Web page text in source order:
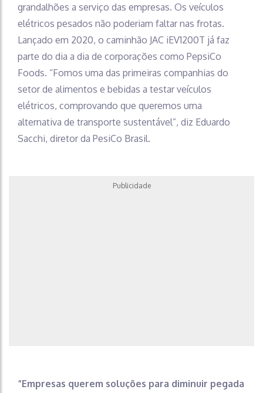
grandalhões a serviço das empresas. Os veículos
elétricos pesados não poderiam faltar nas frotas.
Lançado em 2020, o caminhão JAC iEV1200T já faz
parte do dia a dia de corporações como PepsiCo
Foods. “Fomos uma das primeiras companhias do
setor de alimentos e bebidas a testar veículos
elétricos, comprovando que queremos uma
alternativa de transporte sustentável”, diz Eduardo
Sacchi, diretor da PesiCo Brasil.
Publicidade
“Empresas querem soluções para diminuir pegada